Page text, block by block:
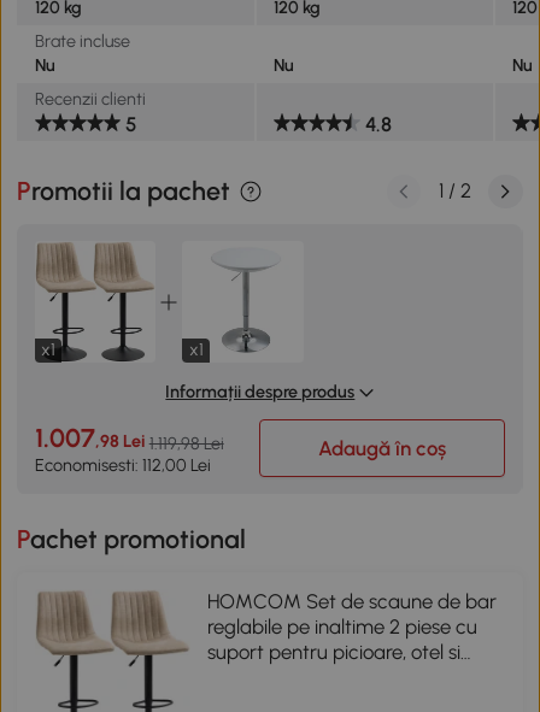
120 kg
120 kg
Brate incluse
Nu
Nu
Nu
Recenzii clienti
5 4.8
Promotii la pachet
x1
x1
Informații despre produs
1.007,98 Lei 1.119,98 Lei
Economisesti: 112,00 Lei
Adaugă în coș
1 / 2
Pachet promotional
HOMCOM Set de scaune de bar
reglabile pe inaltime 2 piese cu
suport pentru picioare, otel si